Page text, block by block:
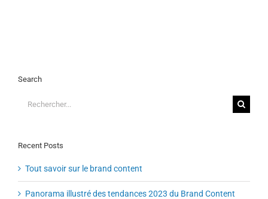
Search
Rechercher:
Recent Posts
Tout savoir sur le brand content
Panorama illustré des tendances 2023 du Brand Content